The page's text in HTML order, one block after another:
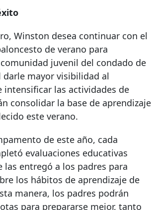
Winston desea continuar con el
de verano para
juvenil del condado de
mayor visibilidad al
intensificar las actividades de
consolidar la base de aprendizaje
este verano.
de este año, cada
evaluaciones educativas
las entregó a los padres para
los hábitos de aprendizaje de
manera, los padres podrán
para prepararse mejor, tanto